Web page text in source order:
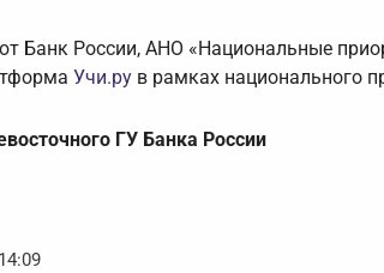
Банк России, АНО «Национальные
Учи.ру в рамках национального
ГУ Банка России
14:09